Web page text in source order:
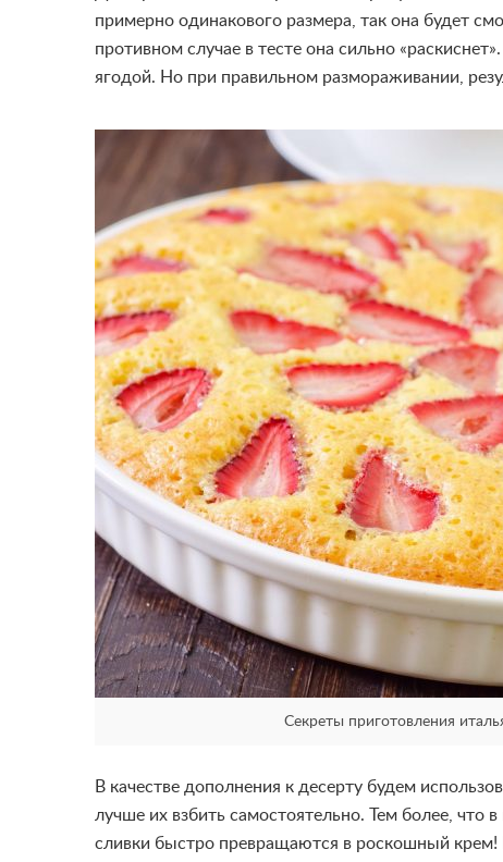
примерно одинакового размера, так она будет
противном случае в тесте она сильно
ягодой. Но при правильном размораживании,
Секреты приготовления
В качестве дополнения к десерту будем
лучше их взбить самостоятельно. Тем более, что
сливки быстро превращаются в роскошный